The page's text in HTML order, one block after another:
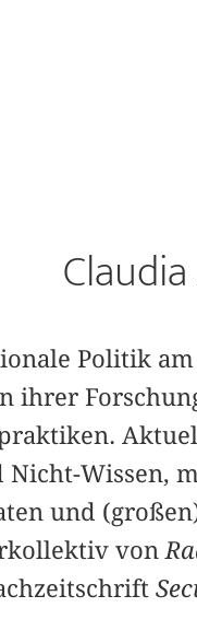
Politik
ihrer
Wissen,
und
von